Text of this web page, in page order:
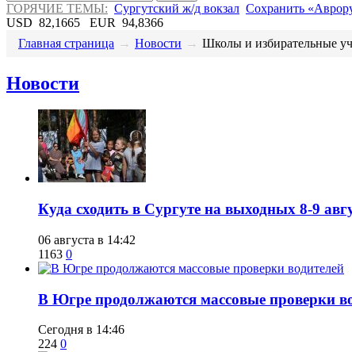
ГОРЯЧИЕ ТЕМЫ: Сургутский ж/д вокзал Сохранить
USD 82,1665 EUR 94,8366
Главная страница → Новости → ​Школы и избирательные
Новости
​Куда сходить в Сургуте на выходных 8-9
06 августа в 14:42
1163 0
​В Югре продолжаются массовые проверки
Сегодня в 14:46
224 0